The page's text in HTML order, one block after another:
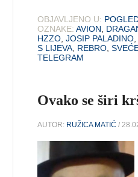
OBJAVLJENO U:
OZNAKE: AVION
HZZO ,JOSIP PALADINO
S LIJEVA REBRO ,
TELEGRAM
Ovako se širi
AUTOR: RUŽICA MATIĆ /